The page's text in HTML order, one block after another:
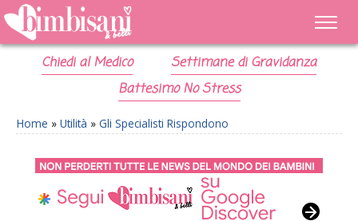
Chiedi al Medico
Settimane di Gravidanza
Battesimo No Stress
Home » Utilità » Gli Specialisti Rispondono